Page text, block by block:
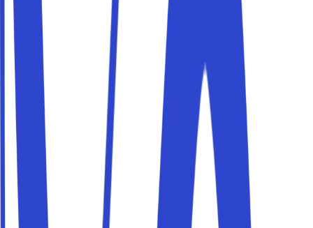
Parkito in Via Mario Castelnuovo Tedesco 12
Details
Parkito in Via del Paradiso 8
Details
Parkito in Via Cairoli 18B
Details
Parkito in Via Luca Marenzio, 31